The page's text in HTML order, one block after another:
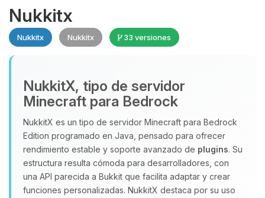
Nukkitx
Nukkitx Nukkitx 33 versiones
NukkitX, tipo de servidor
Minecraft para Bedrock
NukkitX es un tipo de servidor Minecraft para Bedrock
Edition programado en Java, pensado para ofrecer
rendimiento estable y soporte avanzado de plugins. Su
estructura resulta cómoda para desarrolladores, con
una API parecida a Bukkit que facilita adaptar y crear
funciones personalizadas. NukkitX destaca por su uso
Yupi, por fin alguien con quien
hablar! Soy Choupy, tu pequeno
asistente de BoxToPlay. Cuentame
que necesitas y moveré mis
pequenos circuitos para ayudarte.